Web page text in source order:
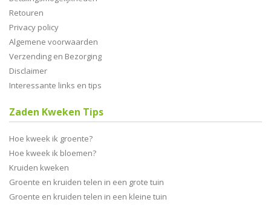
Retouren
Privacy policy
Algemene voorwaarden
Verzending en Bezorging
Disclaimer
Interessante links en tips
Zaden Kweken Tips
Hoe kweek ik groente?
Hoe kweek ik bloemen?
Kruiden kweken
Groente en kruiden telen in een grote tuin
Groente en kruiden telen in een kleine tuin